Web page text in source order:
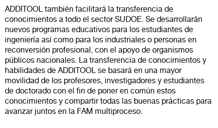
ADDITOOL también facilitará la transferencia de
conocimientos a todo el sector SUDOE. Se desarrollarán
nuevos programas educativos para los estudiantes de
ingeniería así como para los industriales o personas en
reconversión profesional, con el apoyo de organismos
públicos nacionales. La transferencia de conocimientos y
habilidades de ADDITOOL se basará en una mayor
movilidad de los profesores, investigadores y estudiantes
de doctorado con el fin de poner en común estos
conocimientos y compartir todas las buenas prácticas para
avanzar juntos en la FAM multiproceso.